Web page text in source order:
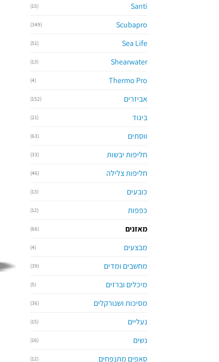
Santi
(15)
Scubapro
(349)
Sea Life
(51)
Shearwater
(13)
Thermo Pro
(4)
אביזרים (152)
ביגוד (21)
ווסתים (63)
חליפות יבשות (33)
חליפות צלילה (46)
כובעים (13)
כפפות (12)
מאזנים (66)
מבצעים (4)
מחשבים ומדים (39)
מיכלים וברזים (5)
מסיכות ושנורקלים (36)
נעליים (15)
נשים (16)
סאפים מתנפחים (12)